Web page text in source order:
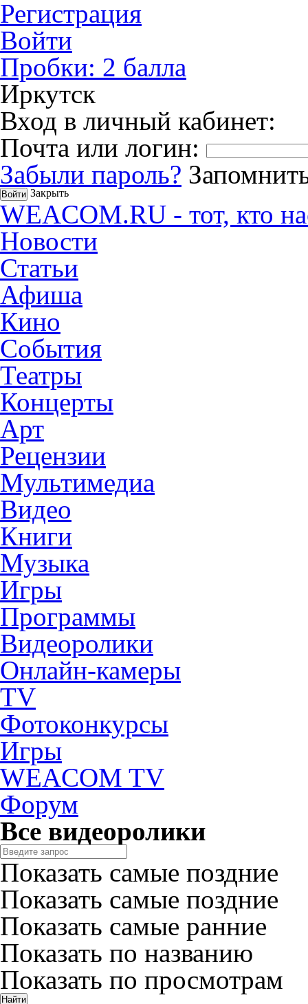
Регистрация
Войти
Пробки: 2 балла
Иркутск
Вход в личный кабинет:
Почта или логин:
Забыли пароль?
Закрыть
WEACOM.RU - тот, кто
Новости
Статьи
Афиша
Кино
События
Театры
Концерты
Арт
Рецензии
Мультимедиа
Видео
Книги
Музыка
Игры
Программы
Видеоролики
Онлайн-камеры
TV
Фотоконкурсы
Игры
WEACOM TV
Форум
Все видеоролики
Показать самые поздние
Показать самые поздние
Показать самые ранние
Показать по названию
Показать по просмотрам